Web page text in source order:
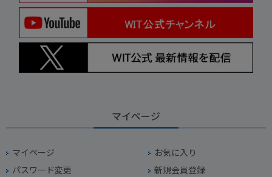
マイページ
マイページ
お気に入り
パスワード変更
新規会員登録